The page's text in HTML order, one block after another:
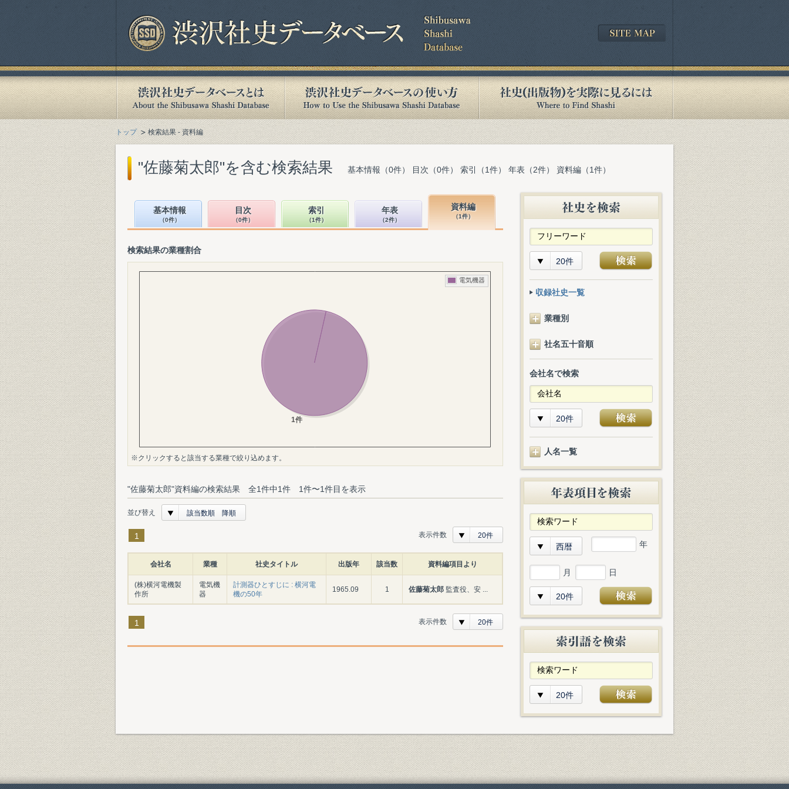
トップ 検索結果 - 資料編
"佐藤菊太郎"を含む検索結果 基本情報（0件） 目次（0件） 索引（1件） 年表（2件） 資料編（1件）
基本情報
（0件）
目次
（0件）
索引
（1件）
年表
（2件）
資料編
（1件）
検索結果の業種割合
※クリックすると該当する業種で絞り込めます。
"佐藤菊太郎"資料編の検索結果 全1件中1件 1件〜1件目を表示
並び替え 該当数順 降順
1 表示件数 20件
会社名 業種 社史タイトル 出版年 該当数 資料編項目より
(株)横河電機製
作所
電気機
器
計測器ひとすじに : 横河電
機の50年
1965.09 1 佐藤菊太郎 監査役、安 ...
1 表示件数 20件
20件
収録社史一覧
業種別
社名五十音順
会社名で検索
20件
人名一覧
西暦 年
月 日
20件
20件